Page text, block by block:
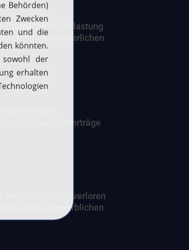
tatsächliche Belastung
geltenden steuerlichen
können Mieterträge
Begünstigungen verloren
und gewerblichen